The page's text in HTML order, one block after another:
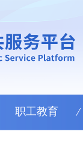
职工教育